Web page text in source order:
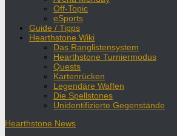
Off-Topic
eSports
Guide / Tipps
Hearthstone Wiki
Das Ranglistensystem
Hearthstone Turniermodus
Quests
Kartenrücken
Legendäre Waffen
Die Spellstones
Unidentifizierte Gegenstände
Hearthstone News